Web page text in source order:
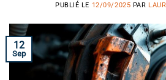
PUBLIÉ LE 12/09/2025 PAR
12
Sep